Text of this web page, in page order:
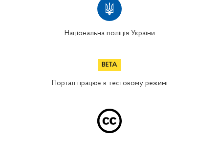
Національна поліція України
Портал працює в тестовому режимі